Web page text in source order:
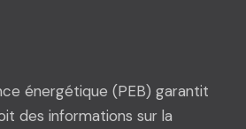
énergétique (PEB) garantit
des informations sur la